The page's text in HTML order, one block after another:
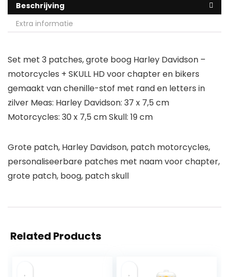
Beschrijving
Extra informatie
Set met 3 patches, grote boog Harley Davidson –
motorcycles + SKULL HD voor chapter en bikers
gemaakt van chenille-stof met rand en letters in
zilver Meas: Harley Davidson: 37 x 7,5 cm
Motorcycles: 30 x 7,5 cm Skull: 19 cm
Grote patch, Harley Davidson, patch motorcycles,
personaliseerbare patches met naam voor chapter,
grote patch, boog, patch skull
Related Products